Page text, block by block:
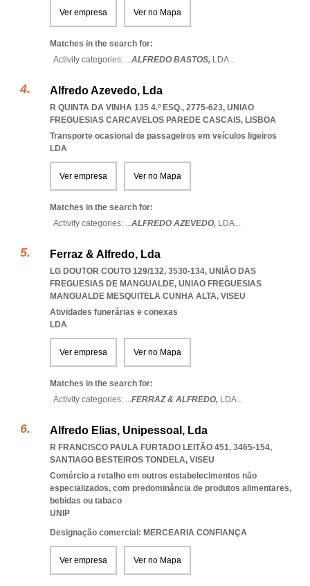
Ver empresa Ver no Mapa
Matches in the search for:
Activity categories: ...ALFREDO BASTOS, LDA...
Alfredo Azevedo, Lda
R QUINTA DA VINHA 135 4.º ESQ., 2775-623, UNIAO
FREGUESIAS CARCAVELOS PAREDE CASCAIS, LISBOA
Transporte ocasional de passageiros em veículos ligeiros
LDA
Ver empresa Ver no Mapa
Matches in the search for:
Activity categories: ...ALFREDO AZEVEDO, LDA...
Ferraz & Alfredo, Lda
LG DOUTOR COUTO 129/132, 3530-134, UNIÃO DAS
FREGUESIAS DE MANGUALDE, UNIAO FREGUESIAS
MANGUALDE MESQUITELA CUNHA ALTA, VISEU
Atividades funerárias e conexas
LDA
Ver empresa Ver no Mapa
Matches in the search for:
Activity categories: ...FERRAZ & ALFREDO, LDA...
Alfredo Elias, Unipessoal, Lda
R FRANCISCO PAULA FURTADO LEITÃO 451, 3465-154,
SANTIAGO BESTEIROS TONDELA, VISEU
Comércio a retalho em outros estabelecimentos não
especializados, com predominância de produtos alimentares,
bebidas ou tabaco
UNIP
Designação comercial: MERCEARIA CONFIANÇA
Ver empresa Ver no Mapa